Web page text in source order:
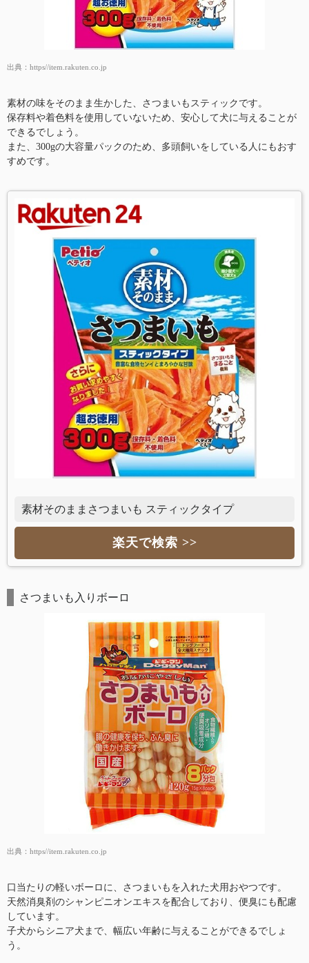
出典： https//item.rakuten.co.jp
素材の味をそのまま生かした、さつまいもスティックです。
保存料や着色料を使用していないため、安心して犬に与えることが
できるでしょう。
また、300gの大容量パックのため、多頭飼いをしている人にもおす
すめです。
素材そのままさつまいも スティックタイプ
楽天で検索 >>
さつまいも入りボーロ
出典： https//item.rakuten.co.jp
口当たりの軽いボーロに、さつまいもを入れた犬用おやつです。
天然消臭剤のシャンピニオンエキスを配合しており、便臭にも配慮
しています。
子犬からシニア犬まで、幅広い年齢に与えることができるでしょ
う。